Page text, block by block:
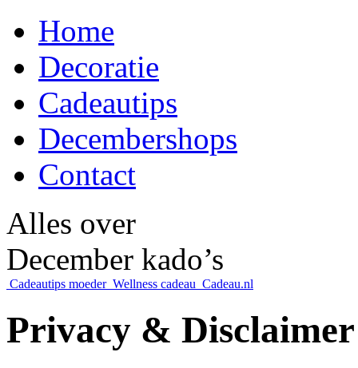
Home
Decoratie
Cadeautips
Decembershops
Contact
Alles over
December kado’s
Cadeautips moeder Wellness cadeau Cadeau.nl
Privacy &